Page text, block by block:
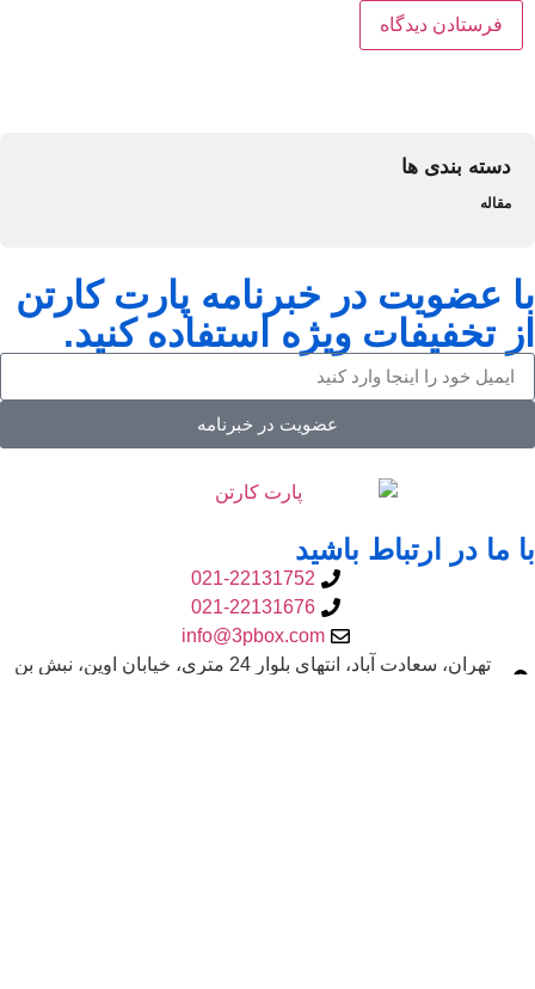
دسته بندی ها
مقاله
با عضویت در خبرنامه پارت کارتن
از تخفیفات ویژه استفاده کنید.
عضویت در خبرنامه
با ما در ارتباط باشید
021-22131752
021-22131676
info@3pbox.com
تهران، سعادت آباد، انتهای بلوار 24 متری، خیابان اوین، نبش بن